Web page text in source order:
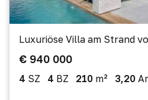
Luxuriöse Villa am Strand
€ 940 000
4 SZ 4 BZ 210 m² 3,20 Ar